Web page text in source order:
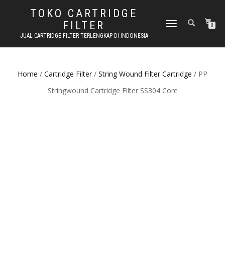
TOKO CARTRIDGE
FILTER
JUAL CARTRIDGE FILTER TERLENGKAP DI INDONESIA
TOGGLE NAVIGATION0
Home / Cartridge Filter / String Wound Filter Cartridge / PP
Stringwound Cartridge Filter SS304 Core